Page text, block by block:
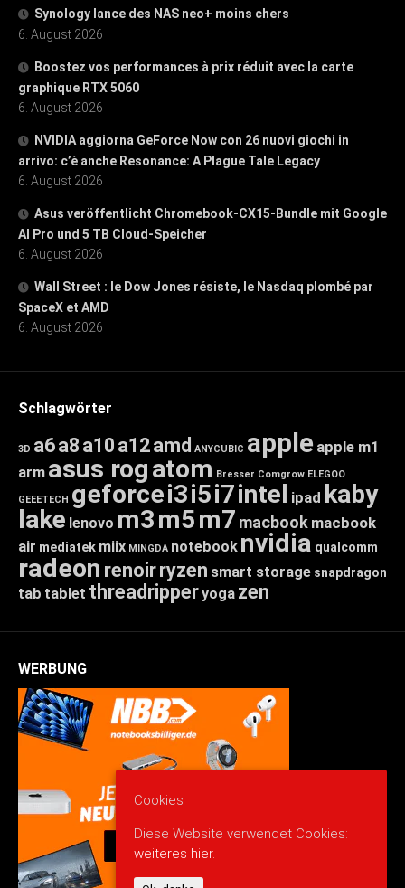
Synology lance des NAS neo+ moins chers
6. August 2026
Boostez vos performances à prix réduit avec la carte
graphique RTX 5060
6. August 2026
NVIDIA aggiorna GeForce Now con 26 nuovi giochi in
arrivo: c’è anche Resonance: A Plague Tale Legacy
6. August 2026
Asus veröffentlicht Chromebook-CX15-Bundle mit Google
AI Pro und 5 TB Cloud-Speicher
6. August 2026
Wall Street : le Dow Jones résiste, le Nasdaq plombé par
SpaceX et AMD
6. August 2026
Schlagwörter
3D a6a8 a10 a12amd ANYCUBIC apple apple m1
arm asus rogatom Bresser Comgrow ELEGOO
GEEETECH geforcei3i5i7intel ipad kaby
lake lenovo m3m5m7 macbook macbook
air mediatek miix MINGDA notebook nvidia qualcomm
radeon renoirryzen smart storage snapdragon
tab tablet threadripperyoga zen
WERBUNG
Cookies
Diese Website verwendet Cookies:
weiteres hier.